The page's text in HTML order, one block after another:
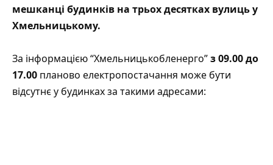
мешканці будинків на трьох десятках вулиць у
Хмельницькому.
За інформацією “Хмельницькобленерго”з 09.00 до
17.00 планово електропостачання може бути
відсутнє у будинках за такими адресами: